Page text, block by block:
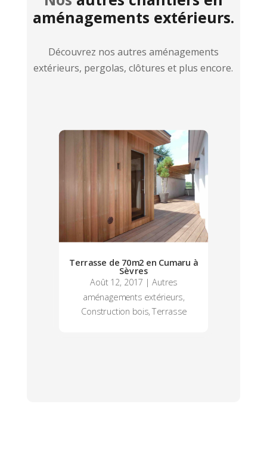
aménagements extérieurs.
Découvrez nos autres aménagements
extérieurs, pergolas, clôtures et plus encore.
Terrasse de 70m2 en Cumaru à
Sèvres
Août 12, 2017 |Autres
aménagements extérieurs,
Construction bois,Terrasse